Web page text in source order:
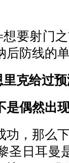
要射门
后防线的
克给过
是偶然出
功，那么
圣日耳曼